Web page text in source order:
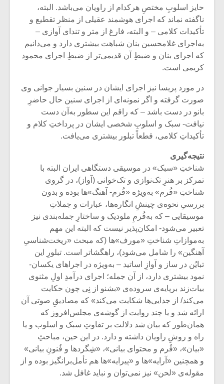
حایز اسلوبِ مختصِ هرکدام از راویان می‌باشد. البته،
ناگفته نماند که اجرای هوشمند عقیلی از منظر تقطیع و
تأکیدات کلامی – و البته، فارغ از متر و تندای آوازی –
به‌اجرای غلامحسین بنان شباهت بیشتری دارد و می‌دانیم
که اجرای بنان و ضبطِ آن قدیمی‌تر از ضبطِ اجرای محمود
کریمی است.
در مورد پریسا نیز اجرای ایشان در سنین بسیار جوانی وی
صورت گرفته و اگر نمونه‌ای از اجرای سنین حال حاضرِ
بانو در دست باشد – که راقم این سطور به‌آن دست
نیافت- سبک و اسلوبِ شخصی ایشان در پرداختِ کلام و
تأکیداتِ کلامی، قطعاً تبلور بیشتری می‌یافت.
نتیجه‌گیری
شناختِ «سبک» در موسیقی دستگاهی ایران البته با
تمرکز بر هنرِ تک‌نوازی و تک‌خوانی (آواز)، در گروی
شناختِ «فُرم» به‌ویژه «فُرم- آهنگ»ها بوده و بدون
بررسیِ نحوه‌ی چینشِ انگاره‌ها، عبارات و جملاتِ
موسیقایی – که به‌فُرمِ ملودیک و ساختارِ جمله‌بندی نیز
تعبیر می‌شود- امکان‌پذیر نیست که البته این مهم
به‌موازاتِ شناختِ «مورف»ها (که مبحث «ریخت‌شناسیِ
آهنگین» را شامل می‌شود)، راهگشاتر است. تبلورِ این
تبایُن در ساز و آوازِ اساتید – به‌ویژه در اجراهای یکسان-
نمود بیشتری دارد، از آن جمله؛ اجرای درآمدِ اولِ مثنوی
بیات‌زند برپایه‌ی سروده‌ی «بشنو از نِی چون حکایت
می‌کند/ از جدایی‌ها شکایت‌ می‌کند» که مصادیقِ صوتی آن
ارائه شد و یا چند روایت از گوشه‌ی مجلس‌افروز که
همان‌طور که بیان شد دلالت بر تفاوتِ سبک ‌و اسلوب و یا
راه‌ و روشِ راویان داشته و دارد. در این حین، مباحثِ
«بیان»، «فُرم و محتوای بیانی»، «شِگردها و فُنونِ بیانی»
و همچنین «آرایه»ها و «پیرایه»ها هم تأمل‌برانگیز بوده و از
مقوله‌ی «لحن» نیز نمی‌توان و نباید غافل شد.
میکلوش روژا
یادداشتی بر موسیقی
متن فیلم «متری
شیش و نیم»
اگر نمی توانی
بدنام ترین باش
موسیقی
سکانسی